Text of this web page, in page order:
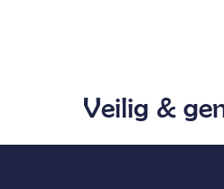
Veilig &